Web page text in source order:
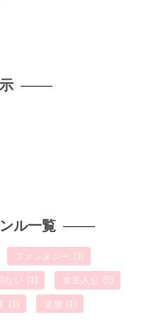
ル一覧
ファンタジー (3)
ない (1) 女主人公 (5)
(1) 追放 (1)